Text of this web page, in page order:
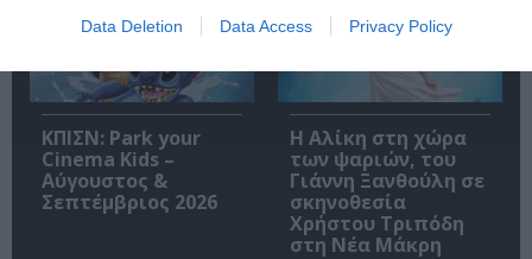
Data Deletion Data Access Privacy Policy
ΚΠΙΣΝ: Park your
Cinema Kids –
Αύγουστος &
Σεπτέμβριος 2026
Η Αλίκη στη χώρα
των ψαριών, του
Γιάννη Ξανθούλη σε
σκηνοθεσία
Χρήστου Τριπόδη
στη Νέα Μάκρη